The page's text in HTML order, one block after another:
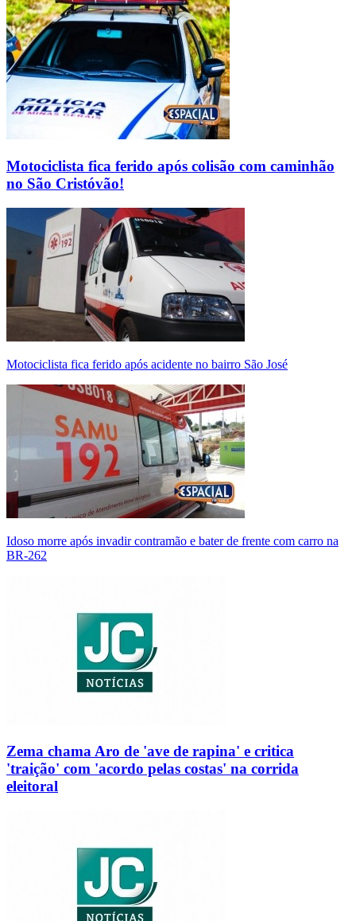
Motociclista fica ferido após colisão com caminhão
no São Cristóvão!
Motociclista fica ferido após acidente no bairro São José
Idoso morre após invadir contramão e bater de frente com carro na
BR-262
Zema chama Aro de 'ave de rapina' e critica
'traição' com 'acordo pelas costas' na corrida
eleitoral